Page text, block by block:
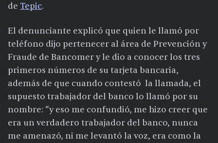
de Tepic.
El denunciante explicó que quien le llamó por
teléfono dijo pertenecer al área de Prevención y
Fraude de Bancomer y le dio a conocer los tres
primeros números de su tarjeta bancaria,
además de que cuando contestó la llamada, el
supuesto trabajador del banco lo llamó por su
nombre: “y eso me confundió, me hizo creer que
era un verdadero trabajador del banco, nunca
me amenazó, ni me levantó la voz, era como la